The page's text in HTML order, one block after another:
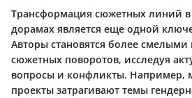
Трансформация сюжетных линий
дорамах является еще одной
Авторы становятся более
сюжетных поворотов, исследуя
вопросы и конфликты. Например,
проекты затрагивают темы